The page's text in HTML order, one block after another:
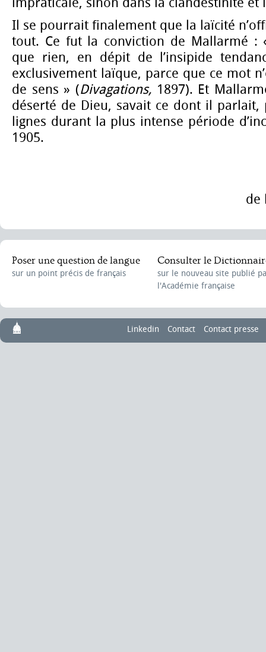
Il se pourrait finalement que la laïcité
tout. Ce fut la conviction de Mallarmé :
que rien, en dépit de l’insipide
exclusivement laïque, parce que ce mot
de sens » (Divagations, 1897). Et
déserté de Dieu, savait ce dont il parlait,
lignes durant la plus intense période
1905.
de
Poser une question de langue
sur un point précis de français
Consulter le
sur le nouveau site publié
l'Académie française
Linkedin Contact Contact presse